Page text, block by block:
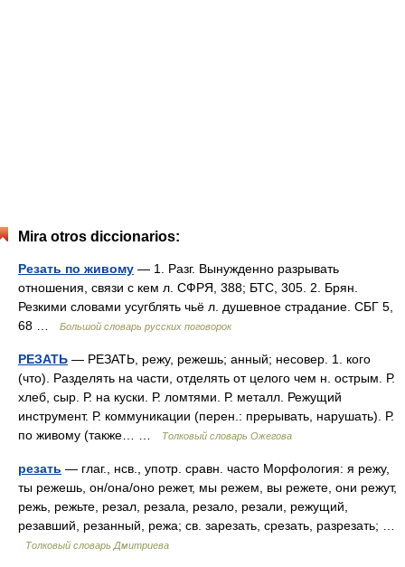
Mira otros diccionarios:
Резать по живому — 1. Разг. Вынужденно разрывать
отношения, связи с кем л. СФРЯ, 388; БТС, 305. 2. Брян.
Резкими словами усугблять чьё л. душевное страдание. СБГ 5,
68 …
Большой словарь русских поговорок
РЕЗАТЬ — РЕЗАТЬ, режу, режешь; анный; несовер. 1. кого
(что). Разделять на части, отделять от целого чем н. острым. Р.
хлеб, сыр. Р. на куски. Р. ломтями. Р. металл. Режущий
инструмент. Р. коммуникации (перен.: прерывать, нарушать). Р.
по живому (также… …
Толковый словарь Ожегова
резать — глаг., нсв., употр. сравн. часто Морфология: я режу,
ты режешь, он/она/оно режет, мы режем, вы режете, они режут,
режь, режьте, резал, резала, резало, резали, режущий,
резавший, резанный, режа; св. зарезать, срезать, разрезать; …
Толковый словарь Дмитриева